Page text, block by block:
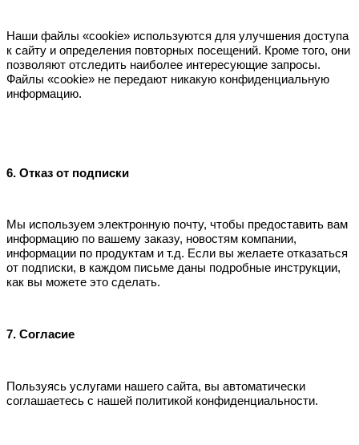
Наши файлы «cookie» используются для улучшения доступа
к сайту и определения повторных посещений. Кроме того, они
позволяют отследить наиболее интересующие запросы.
Файлы «cookie» не передают никакую конфиденциальную
информацию.
6. Отказ от подписки
Мы используем электронную почту, чтобы предоставить вам
информацию по вашему заказу, новостям компании,
информации по продуктам и т.д. Если вы желаете отказаться
от подписки, в каждом письме даны подробные инструкции,
как вы можете это сделать.
7. Согласие
Пользуясь услугами нашего сайта, вы автоматически
соглашаетесь с нашей политикой конфиденциальности.